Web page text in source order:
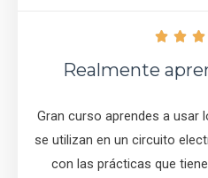
  
Realmente
Gran curso aprendes a usar
se utilizan en un circuito
con las prácticas que